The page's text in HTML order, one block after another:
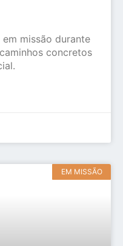
missão durante
concretos
EM MISSÃO